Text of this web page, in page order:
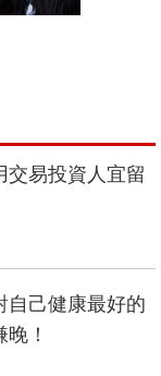
交易投資人宜留
自己健康最好的
！